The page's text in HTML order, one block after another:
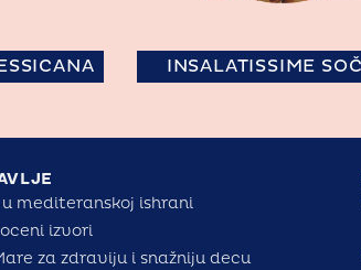
INSALATISSIME
u mediteranskoj ishrani
izvori
za zdraviju i snažniju decu